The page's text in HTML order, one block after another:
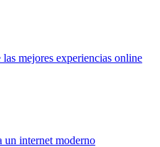
mejores experiencias online
un internet moderno